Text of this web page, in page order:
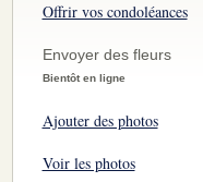
Offrir vos condoléances
Envoyer des fleurs
Bientôt en ligne
Ajouter des photos
Voir les photos